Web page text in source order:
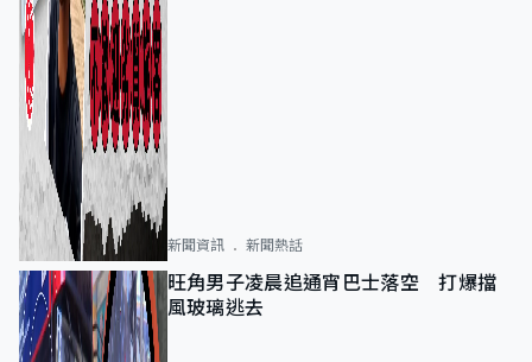
新聞資訊 新聞熱話
旺角男子凌晨追通宵巴士落空 打爆擋
風玻璃逃去